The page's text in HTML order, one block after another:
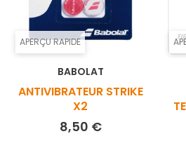
APERÇU RAPIDE
BABOLAT
ANTIVIBRATEUR STRIKE
X2
8,50 €Prix